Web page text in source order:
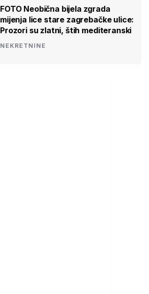
FOTO Neobična bijela zgrada
mijenja lice stare zagrebačke ulice:
Prozori su zlatni, štih mediteranski
NEKRETNINE